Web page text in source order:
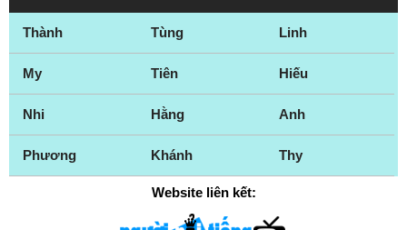
Thành Tùng Linh
My Tiên Hiếu
Nhi Hằng Anh
Phương Khánh Thy
Website liên kết: